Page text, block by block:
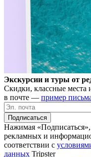
Экскурсии и туры от
Скидки, классные места
в почте — пример
Подписаться
Нажимая
рекламных и
соответствии c
данных Tripster